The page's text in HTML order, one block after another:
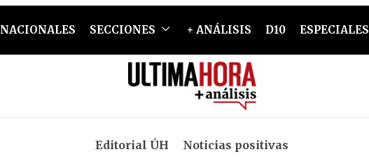
NACIONALES SECCIONES + ANÁLISIS D10 ESPECIALES
Editorial ÚH Noticias positivas